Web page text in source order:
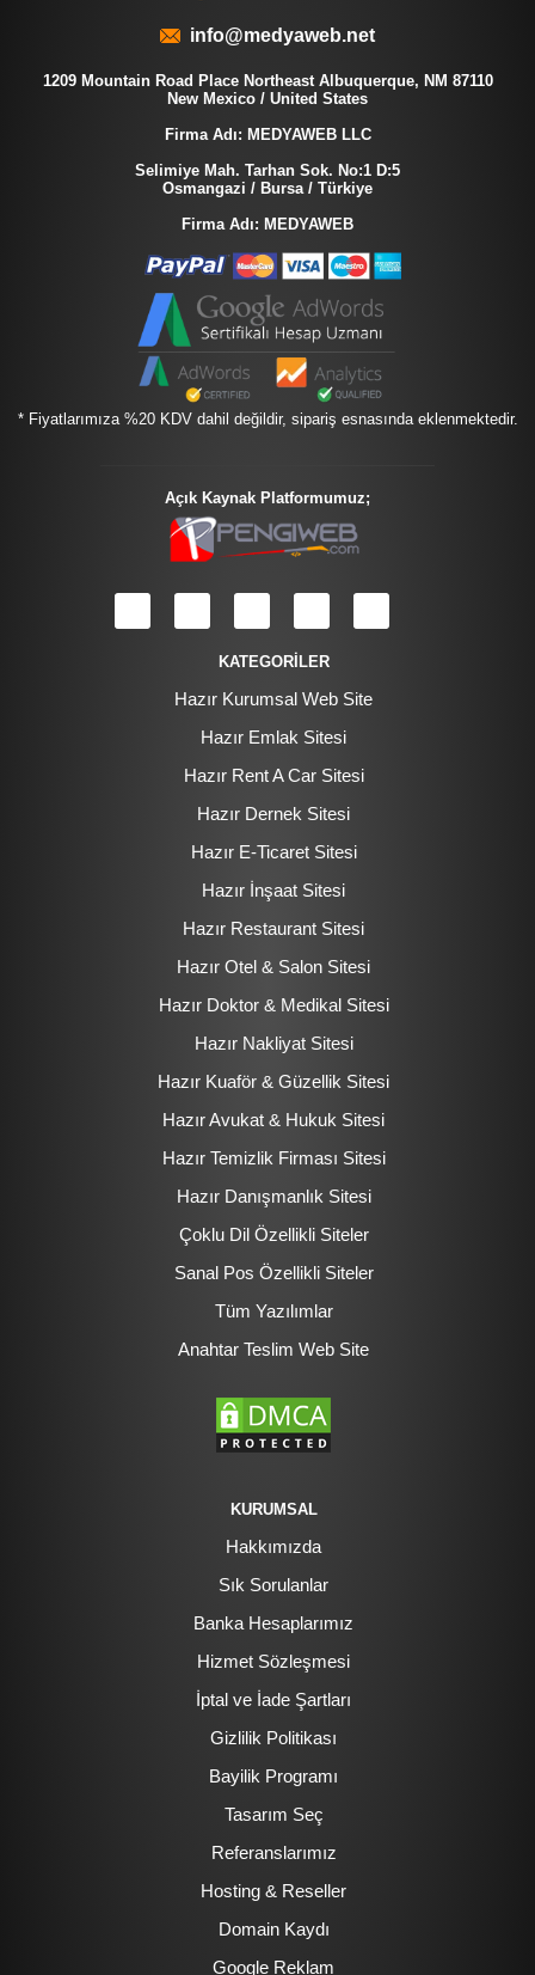
info@medyaweb.net
1209 Mountain Road Place Northeast Albuquerque, NM 87110
New Mexico / United States
Firma Adı: MEDYAWEB LLC
Selimiye Mah. Tarhan Sok. No:1 D:5
Osmangazi / Bursa / Türkiye
Firma Adı: MEDYAWEB
* Fiyatlarımıza %20 KDV dahil değildir, sipariş esnasında eklenmektedir.
Açık Kaynak Platformumuz;
KATEGORİLER
Hazır Kurumsal Web Site
Hazır Emlak Sitesi
Hazır Rent A Car Sitesi
Hazır Dernek Sitesi
Hazır E-Ticaret Sitesi
Hazır İnşaat Sitesi
Hazır Restaurant Sitesi
Hazır Otel & Salon Sitesi
Hazır Doktor & Medikal Sitesi
Hazır Nakliyat Sitesi
Hazır Kuaför & Güzellik Sitesi
Hazır Avukat & Hukuk Sitesi
Hazır Temizlik Firması Sitesi
Hazır Danışmanlık Sitesi
Çoklu Dil Özellikli Siteler
Sanal Pos Özellikli Siteler
Tüm Yazılımlar
Anahtar Teslim Web Site
KURUMSAL
Hakkımızda
Sık Sorulanlar
Banka Hesaplarımız
Hizmet Sözleşmesi
İptal ve İade Şartları
Gizlilik Politikası
Bayilik Programı
Tasarım Seç
Referanslarımız
Hosting & Reseller
Domain Kaydı
Google Reklam